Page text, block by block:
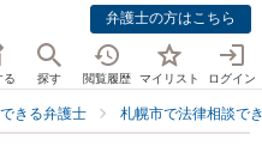
弁護士の方はこちら
る 探す 閲覧履歴 マイリスト ログイン
きる弁護士 札幌市で法律相談で